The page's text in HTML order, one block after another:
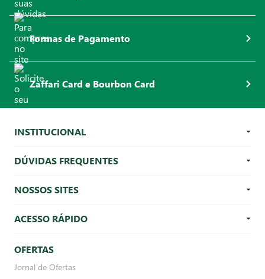
Formas de Pagamento
Zaffari Card e Bourbon Card
INSTITUCIONAL
DÚVIDAS FREQUENTES
NOSSOS SITES
ACESSO RÁPIDO
OFERTAS
Jornal de Ofertas